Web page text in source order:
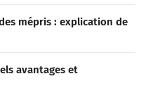
mépris : explication de
avantages et